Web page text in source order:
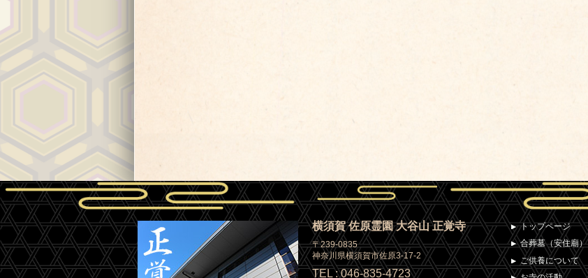
横須賀 佐原霊園 大谷山 正覚寺
〒239-0835
神奈川県横須賀市佐原3-17-2
TEL : 046-835-4723
トップページ
合葬墓（安住廟）
ご供養について